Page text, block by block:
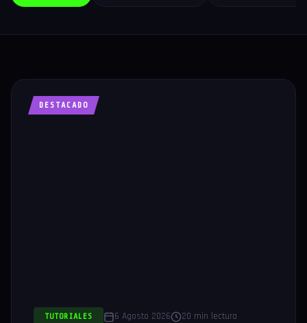
DESTACADO
TUTORIALES 6 Agosto 2026
20 min lectura